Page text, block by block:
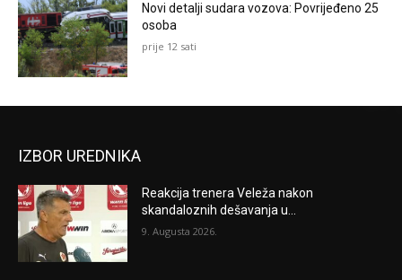
Novi detalji sudara vozova: Povrijeđeno 25
osoba
prije 12 sati
IZBOR UREDNIKA
Reakcija trenera Veleža nakon
skandaloznih dešavanja u...
9. Augusta 2026.